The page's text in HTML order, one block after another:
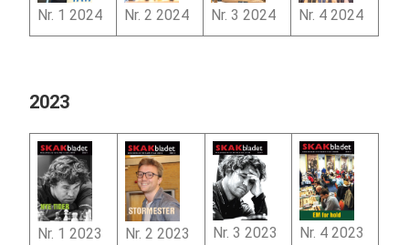
Nr. 1 2024 Nr. 2 2024 Nr. 3 2024 Nr. 4 2024
2023
Nr. 1 2023 Nr. 2 2023 Nr. 3 2023 Nr. 4 2023